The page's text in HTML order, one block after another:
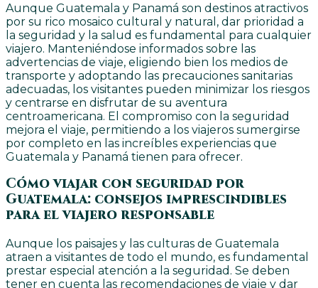
Aunque Guatemala y Panamá son destinos atractivos
por su rico mosaico cultural y natural, dar prioridad a
la seguridad y la salud es fundamental para cualquier
viajero. Manteniéndose informados sobre las
advertencias de viaje, eligiendo bien los medios de
transporte y adoptando las precauciones sanitarias
adecuadas, los visitantes pueden minimizar los riesgos
y centrarse en disfrutar de su aventura
centroamericana. El compromiso con la seguridad
mejora el viaje, permitiendo a los viajeros sumergirse
por completo en las increíbles experiencias que
Guatemala y Panamá tienen para ofrecer.
Cómo viajar con seguridad por
Guatemala: consejos imprescindibles
para el viajero responsable
Aunque los paisajes y las culturas de Guatemala
atraen a visitantes de todo el mundo, es fundamental
prestar especial atención a la seguridad. Se deben
tener en cuenta las recomendaciones de viaje y dar